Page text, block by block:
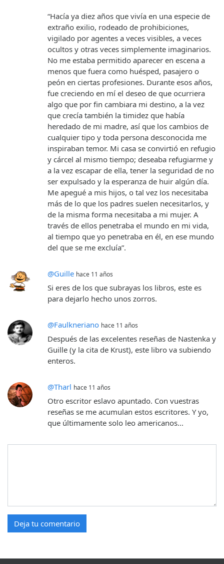
“Hacía ya diez años que vivía en una especie de
extraño exilio, rodeado de prohibiciones,
vigilado por agentes a veces visibles, a veces
ocultos y otras veces simplemente imaginarios.
No me estaba permitido aparecer en escena a
menos que fuera como huésped, pasajero o
peón en ciertas profesiones. Durante esos años,
fue creciendo en mí el deseo de que ocurriera
algo que por fin cambiara mi destino, a la vez
que crecía también la timidez que había
heredado de mi madre, así que los cambios de
cualquier tipo y toda persona desconocida me
inspiraban temor. Mi casa se convirtió en refugio
y cárcel al mismo tiempo; deseaba refugiarme y
a la vez escapar de ella, tener la seguridad de no
ser expulsado y la esperanza de huir algún día.
Me apegué a mis hijos, o tal vez los necesitaba
más de lo que los padres suelen necesitarlos, y
de la misma forma necesitaba a mi mujer. A
través de ellos penetraba el mundo en mi vida,
al tiempo que yo penetraba en él, en ese mundo
del que se me excluía”.
@Guille hace 11 años
Si eres de los que subrayas los libros, este es
para dejarlo hecho unos zorros.
@Faulkneriano hace 11 años
Después de las excelentes reseñas de Nastenka y
Guille (y la cita de Krust), este libro va subiendo
enteros.
@Tharl hace 11 años
Otro escritor eslavo apuntado. Con vuestras
reseñas se me acumulan estos escritores. Y yo,
que últimamente solo leo americanos...
Deja tu comentario